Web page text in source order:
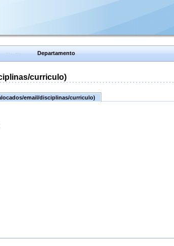
Departamento
curriculo)
email/disciplinas/curriculo)